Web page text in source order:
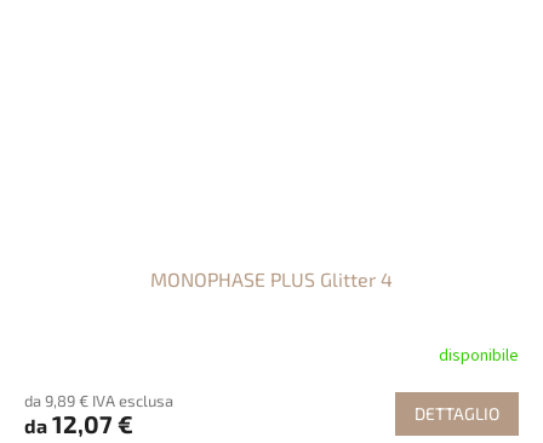
MONOPHASE PLUS Glitter 4
disponibile
da 9,89 € IVA esclusa
da 12,07 € DETTAGLIO